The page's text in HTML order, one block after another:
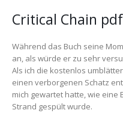
Critical Chain pdf
Während das Buch seine
an, als würde er zu sehr
Als ich die kostenlos
einen verborgenen Schatz
mich gewartet hatte, wie eine
Strand gespült wurde.